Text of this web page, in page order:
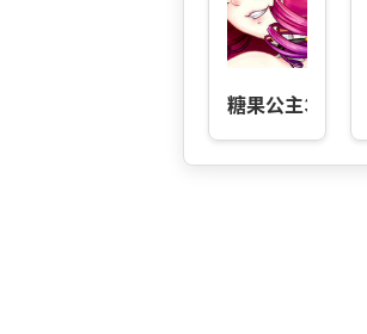
糖果公主3 1.5